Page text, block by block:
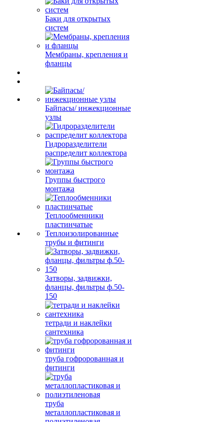
Баки для открытых
систем
Мембраны, крепления и
фланцы
Байпасы/ инжекционные
узлы
Гидроразделители
распределит коллектора
Группы быстрого
монтажа
Теплообменники
пластинчатые
Теплоизолированные
трубы и фитинги
Затворы, задвижки,
фланцы, фильтры ф.50-
150
тетради и наклейки
сантехника
труба гофророванная и
фитинги
труба
металлопластиковая и